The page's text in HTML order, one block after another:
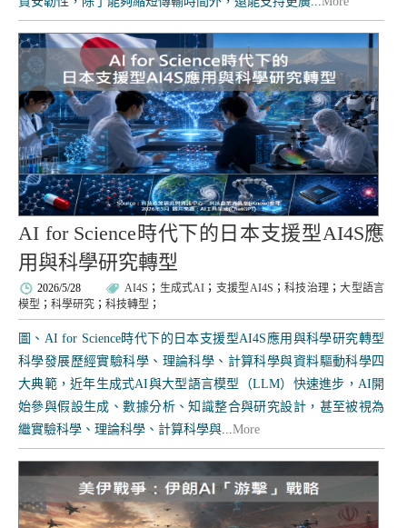
AI for Science時代下的日本支援型AI4S應
用與科學研究轉型
2026/5/28 AI4S ； 生成式AI ； 支援型AI4S ； 科技治理 ；大型語言
模型 ； 科學研究 ； 科技轉型 ；
圖、AI for Science時代下的日本支援型AI4S應用與科學研究轉型
科學發展歷經實驗科學、理論科學、計算科學與資料驅動科學四
大典範，近年生成式AI與大型語言模型（LLM）快速進步，AI開
始參與假設生成、數據分析、知識整合與研究設計，甚至被視為
繼實驗科學、理論科學、計算科學與...More